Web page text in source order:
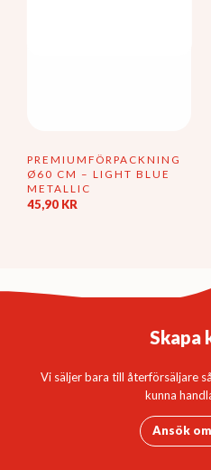
PREMIUMFÖRPACKNING
Ø60 CM – LIGHT BLUE
METALLIC
45,90 KR
Skapa
Vi säljer bara till återförsäljare
kunna
Ansök